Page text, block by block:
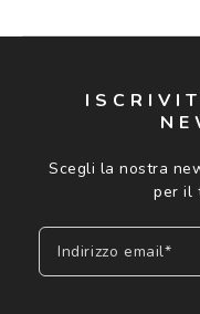
Scegli la nostra
per il
Indirizzo email*